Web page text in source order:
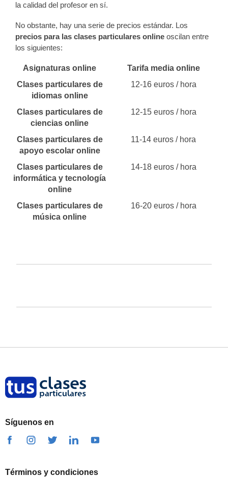
la calidad del profesor en sí.
No obstante, hay una serie de precios estándar. Los
precios para las clases particulares online oscilan entre
los siguientes:
Asignaturas online
Tarifa media online
Clases particulares de
idiomas online
12-16 euros / hora
Clases particulares de
ciencias online
12-15 euros / hora
Clases particulares de
apoyo escolar online
11-14 euros / hora
Clases particulares de
informática y tecnología
online
14-18 euros / hora
Clases particulares de
música online
16-20 euros / hora
Síguenos en
Términos y condiciones